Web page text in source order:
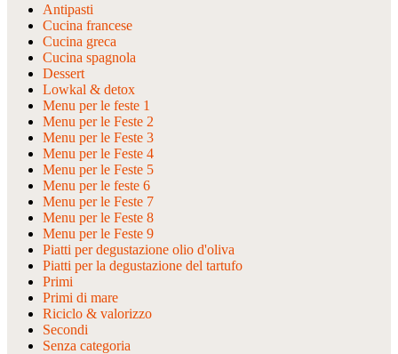
Antipasti
Cucina francese
Cucina greca
Cucina spagnola
Dessert
Lowkal & detox
Menu per le feste 1
Menu per le Feste 2
Menu per le Feste 3
Menu per le Feste 4
Menu per le Feste 5
Menu per le feste 6
Menu per le Feste 7
Menu per le Feste 8
Menu per le Feste 9
Piatti per degustazione olio d'oliva
Piatti per la degustazione del tartufo
Primi
Primi di mare
Riciclo & valorizzo
Secondi
Senza categoria